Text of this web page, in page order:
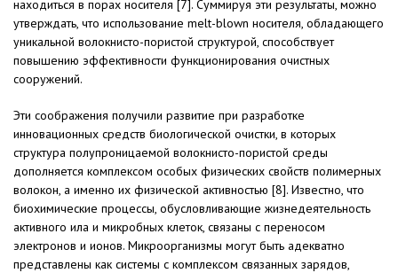
находиться в порах носителя [7]. Суммируя эти результаты, можно
утверждать, что использование melt-blown носителя, обладающего
уникальной волокнисто-пористой структурой, способствует
повышению эффективности функционирования очистных
сооружений.
Эти соображения получили развитие при разработке
инновационных средств биологической очистки, в которых
структура полупроницаемой волокнисто-пористой среды
дополняется комплексом особых физических свойств полимерных
волокон, а именно их физической активностью [8]. Известно, что
биохимические процессы, обусловливающие жизнедеятельность
активного ила и микробных клеток, связаны с переносом
электронов и ионов. Микроорганизмы могут быть адекватно
представлены как системы с комплексом связанных зарядов,